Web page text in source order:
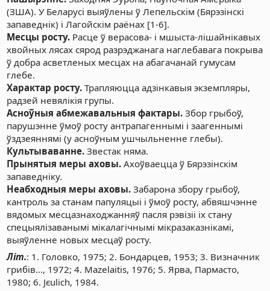
(ЗША). У Беларусі выяўлены ў Лепельскім (Бярэзінскі
запаведнік) і Лагойскім раёнах [1-6].
Месцы росту.Расце ў верасова- і мшыста-лішайнікавых
хвойных лясах сярод разрэджанага наглебавага покрыва
ў добра асветленых месцах на абагачанай гумусам
глебе.
Характар росту.Трапляюцца адзінкавыя экземпляры,
радзей невялікія групы.
Асноўныя абмежавальныя фактары.Збор грыбоў,
парушэнне ўмоў росту антрапагеннымі і заагеннымі
ўздзеяннямі (у асноўным ушчыльненне глебы).
Культываванне.Звестак няма.
Прынятыя меры аховы.Ахоўваецца ў Бярэзінскім
запаведніку.
Неабходныя меры аховы.Забарона збору грыбоў,
кантроль за станам папуляцыі і ўмоў росту, абвяшчэнне
вядомых месцазнаходжанняў пасля рэвізіі іх стану
спецыялізаванымі мікалагічнымі мікразаказнікамі,
выяўленне новых месцаў росту.
Літ.: 1. Головко, 1975; 2. Бондарцев, 1953; 3. Визначник
грибів..., 1972; 4. Mazelaitis, 1976; 5. Ярва, Пармасто,
1980; 6. Jєulich, 1984.